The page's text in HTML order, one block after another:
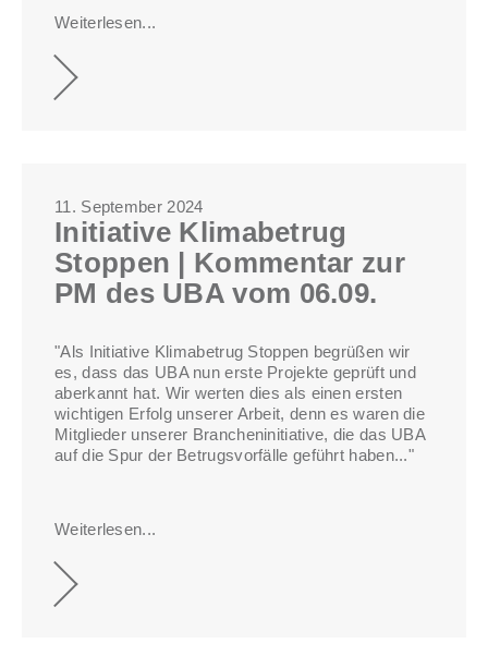
Weiterlesen...
11. September 2024
Initiative Klimabetrug
Stoppen | Kommentar zur
PM des UBA vom 06.09.
"Als Initiative Klimabetrug Stoppen begrüßen wir
es, dass das UBA nun erste Projekte geprüft und
aberkannt hat. Wir werten dies als einen ersten
wichtigen Erfolg unserer Arbeit, denn es waren die
Mitglieder unserer Brancheninitiative, die das UBA
auf die Spur der Betrugsvorfälle geführt haben..."
Weiterlesen...